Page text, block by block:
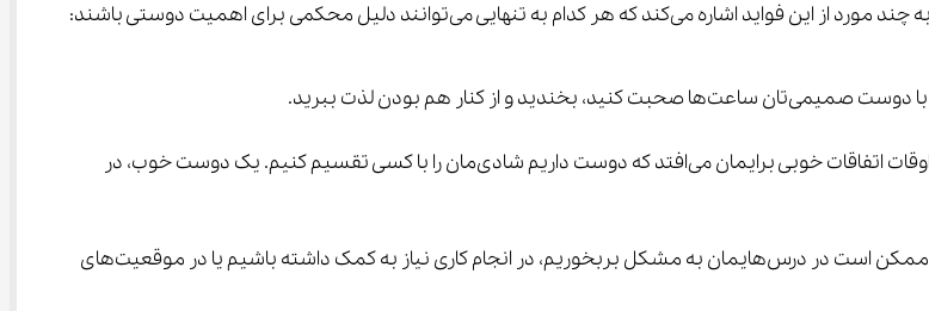
می‌توانند دلیل محکمی برای اهمیت دوستی باشند:
در میان گذاشتن شادی‌ها و ناراحتی‌ها:زندگی پر از فراز و نشیب است. گاهی اوقات اتفاقات خوبی برایمان می‌افتد که دوست داریم شادی‌مان را با کسی تقسیم کنیم. یک دوست خوب، در
یاری کردن در مشکلات:همه ما در زندگی به کمک دیگران نیاز پیدا می‌کنیم. ممکن است در درس‌هایمان به مشکل بربخوریم، در انجام کاری نیاز به کمک داشته باشیم یا در موقعیت‌های